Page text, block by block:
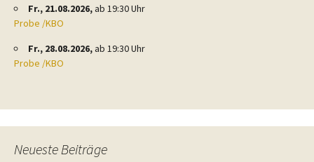
Fr., 21.08.2026,ab 19:30 Uhr
Probe /KBO
Fr., 28.08.2026,ab 19:30 Uhr
Probe /KBO
Neueste Beiträge